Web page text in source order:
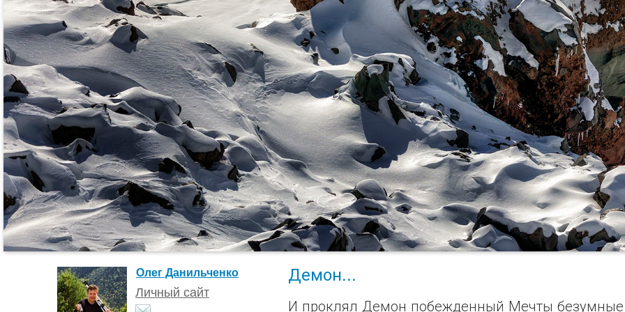
Олег Данильченко
Личный сайт
Демон...
И проклял Демон побежденный Мечты безумные